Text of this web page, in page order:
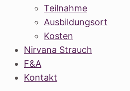
Teilnahme
Ausbildungsort
Kosten
Nirvana Strauch
F&A
Kontakt